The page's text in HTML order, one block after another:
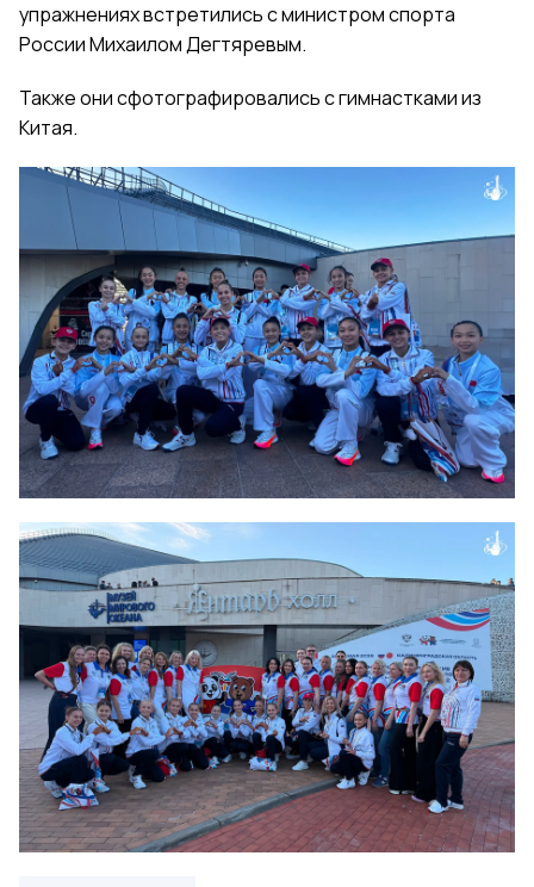
упражнениях встретились с министром спорта
России Михаилом Дегтяревым.
Также они сфотографировались с гимнастками из
Китая.